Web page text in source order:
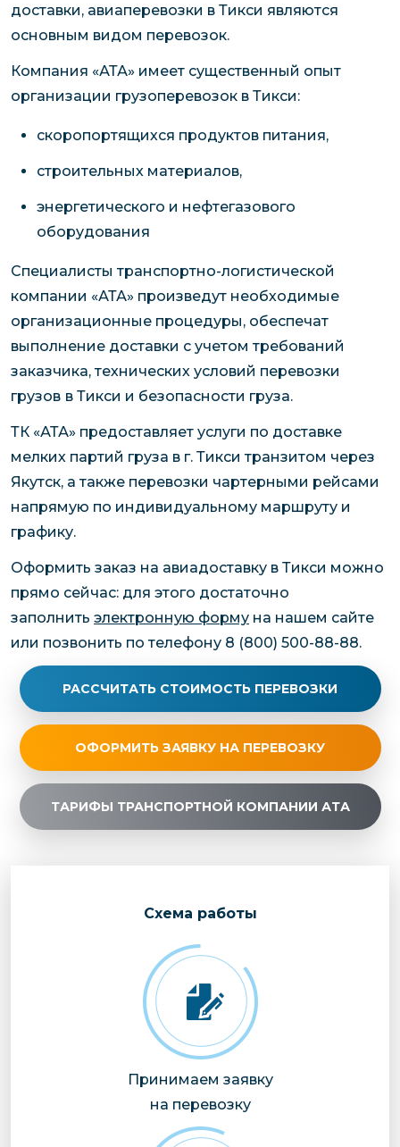
доставки, авиаперевозки в Тикси являются
основным видом перевозок.
Компания «АТА» имеет существенный опыт
организации грузоперевозок в Тикси:
скоропортящихся продуктов питания,
строительных материалов,
энергетического и нефтегазового
оборудования
Специалисты транспортно-логистической
компании «АТА» произведут необходимые
организационные процедуры, обеспечат
выполнение доставки с учетом требований
заказчика, технических условий перевозки
грузов в Тикси и безопасности груза.
ТК «АТА» предоставляет услуги по доставке
мелких партий груза в г. Тикси транзитом через
Якутск, а также перевозки чартерными рейсами
напрямую по индивидуальному маршруту и
графику.
Оформить заказ на авиадоставку в Тикси можно
прямо сейчас: для этого достаточно
заполнить электронную форму на нашем сайте
или позвонить по телефону 8 (800) 500-88-88.
РАССЧИТАТЬ СТОИМОСТЬ ПЕРЕВОЗКИ
ОФОРМИТЬ ЗАЯВКУ НА ПЕРЕВОЗКУ
ТАРИФЫ ТРАНСПОРТНОЙ КОМПАНИИ АТА
Cхема работы
Принимаем заявку
на перевозку